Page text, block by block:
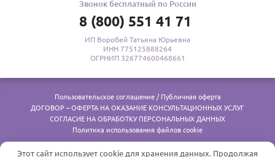
Звонок бесплатный по России
8 (800) 551 41 71
ИП Воробей Татьяна Юрьевна
ИНН 775125888264
ОГРНИП 326774600468661
Пользовательское соглашение / Публичная оферта
ДОГОВОР – ОФЕРТА НА ОКАЗАНИЕ КОНСУЛЬТАЦИОННЫХ УСЛУГ
СОГЛАСИЕ НА ОБРАБОТКУ ПЕРСОНАЛЬНЫХ ДАННЫХ
Политика использования файлов cookie
29.08.2018. 18+ Психосоциальные центры лицензии на меддеятельность не требуют
Этот сайт использует cookie для хранения данных. Продолжая